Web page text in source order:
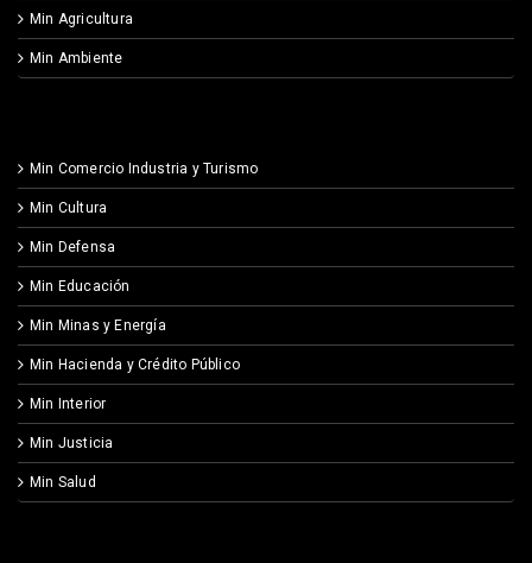
Min Agricultura
Min Ambiente
Min Comercio Industria y Turismo
Min Cultura
Min Defensa
Min Educación
Min Minas y Energía
Min Hacienda y Crédito Público
Min Interior
Min Justicia
Min Salud